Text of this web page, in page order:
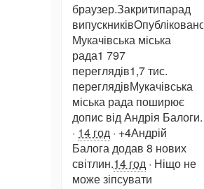
браузер.Закритипарад
випускниківОпубліковано
Мукачівська міська
рада1 797
переглядів1,7 тис.
переглядівМукачівська
міська рада поширює
допис від Андрія Балоги.
· 14 год · +4Андрій
Балога додав 8 нових
світлин.14 год · Ніщо не
може зіпсувати